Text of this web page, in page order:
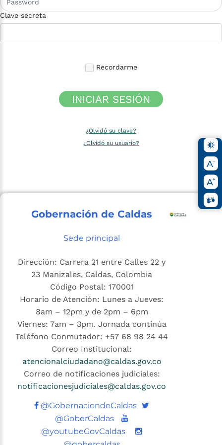
Clave secreta
Recordarme
INICIAR SESIÓN
¿Olvidó su clave?
¿Olvidó su usuario?
Gobernación de Caldas
Sede principal
Dirección: Carrera 21 entre Calles 22 y
23 Manizales, Caldas, Colombia
Código Postal: 170001
Horario de Atención: Lunes a Jueves:
8am – 12pm y de 2pm – 6pm
Viernes: 7am – 3pm. Jornada continúa
Teléfono Conmutador: +57 68 98 24 44
Correo Institucional:
atencionalciudadano@caldas.gov.co
Correo de notificaciones judiciales:
notificacionesjudiciales@caldas.gov.co
@GobernaciondeCaldas Twitter
@GoberCaldas
Youtube
@youtubeGovCaldas